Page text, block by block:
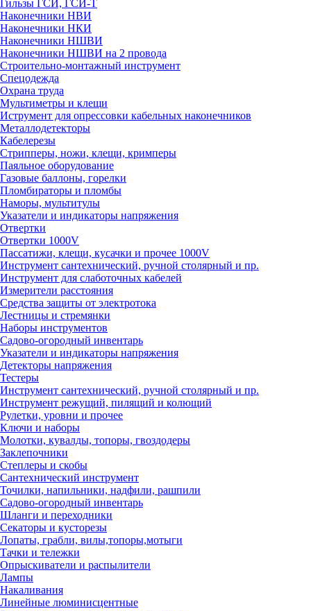
Гильзы ГСИ, ГСИ-Т
Наконечники НВИ
Наконечники НКИ
Наконечники НШВИ
Наконечники НШВИ на 2 провода
Строительно-монтажный инструмент
Спецодежда
Охрана труда
Мультиметры и клещи
Иструмент для опрессовки кабельных наконечников
Металлодетекторы
Кабелерезы
Стрипперы, ножи, клещи, кримперы
Паяльное оборудование
Газовые баллоны, горелки
Пломбираторы и пломбы
Наморы, мультитулы
Указатели и индикаторы напряжения
Отвертки
Отвертки 1000V
Пассатижи, клещи, кусачки и прочее 1000V
Инструмент сантехнический, ручной столярный и пр.
Инструмент для слаботочных кабелей
Измерители расстояния
Средства защиты от электротока
Лестницы и стремянки
Наборы инструментов
Садово-огородный инвентарь
Указатели и индикаторы напряжения
Детекторы напряжения
Тестеры
Инструмент сантехнический, ручной столярный и пр.
Инструмент режущий, пилящий и колющий
Рулетки, уровни и прочее
Ключи и наборы
Молотки, кувалды, топоры, гвоздодеры
Заклепочники
Степлеры и скобы
Сантехнический инструмент
Точилки, напильники, надфили, рашпили
Садово-огородный инвентарь
Шланги и переходники
Секаторы и кусторезы
Лопаты, грабли, вилы,топоры,мотыги
Тачки и тележки
Опрыскиватели и распылители
Лампы
Накаливания
Линейные люминисцентные